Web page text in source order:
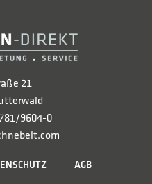
21
9604-0
AGB